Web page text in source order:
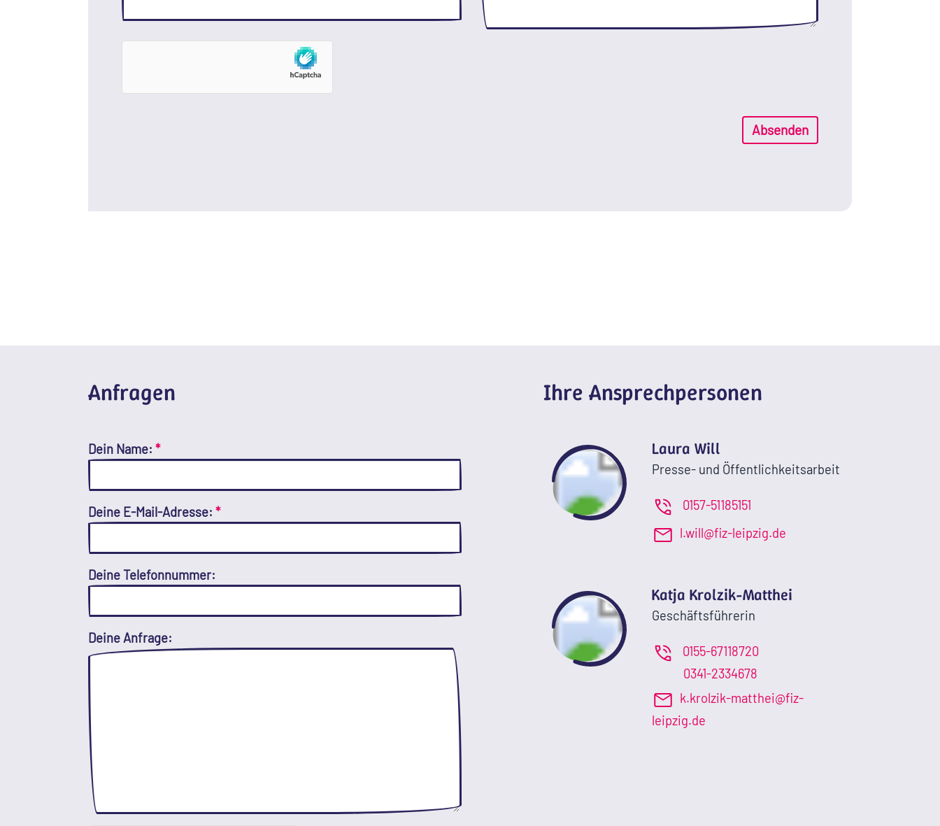
Absenden
Anfragen
Dein Name: *
Deine E-Mail-Adresse: *
Deine Telefonnummer:
Deine Anfrage:
Ihre Ansprechpersonen
Laura Will
Presse- und Öffentlichkeitsarbeit
0157-51185151
l.will@fiz-leipzig.de
Katja Krolzik-Matthei
Geschäftsführerin
0155-67118720
0341-2334678
k.krolzik-matthei@fiz-
leipzig.de